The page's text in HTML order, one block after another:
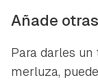
Añade
Para darles un
merluza,